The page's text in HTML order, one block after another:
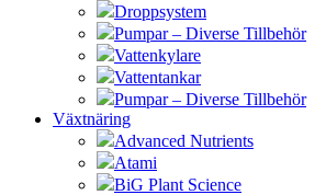
Droppsystem
Pumpar – Diverse Tillbehör
Vattenkylare
Vattentankar
Pumpar – Diverse Tillbehör
Växtnäring
Advanced Nutrients
Atami
BiG Plant Science